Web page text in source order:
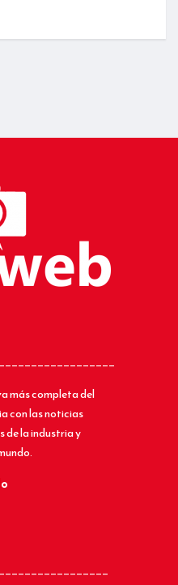
más completa del
con las noticias
de la industria y